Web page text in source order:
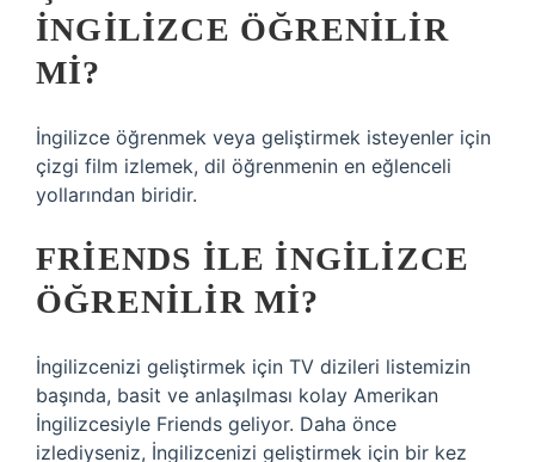
İNGILIZCE ÖĞRENILIR
MI?
İngilizce öğrenmek veya geliştirmek isteyenler için
çizgi film izlemek, dil öğrenmenin en eğlenceli
yollarından biridir.
FRIENDS ILE İNGILIZCE
ÖĞRENILIR MI?
İngilizcenizi geliştirmek için TV dizileri listemizin
başında, basit ve anlaşılması kolay Amerikan
İngilizcesiyle Friends geliyor. Daha önce
izlediyseniz, İngilizcenizi geliştirmek için bir kez